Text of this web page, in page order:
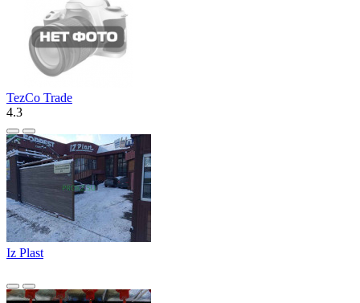
TezCo Trade
4.3
Iz Plast